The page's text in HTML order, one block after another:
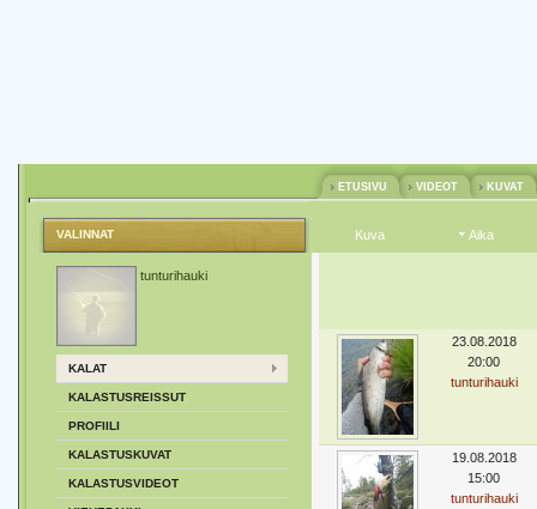
ETUSIVU VIDEOT KUVAT
VALINNAT
tunturihauki
KALAT
KALASTUSREISSUT
PROFIILI
KALASTUSKUVAT
KALASTUSVIDEOT
Kuva Aika
23.08.2018
20:00
tunturihauki
19.08.2018
15:00
tunturihauki